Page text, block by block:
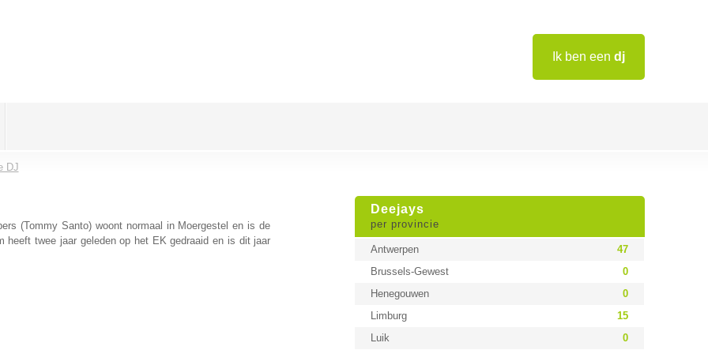
Ik ben een dj
DJ
Deejays
per provincie
Antwerpen
47
Brussels-Gewest
0
Henegouwen
0
Limburg
15
Luik
0
(Tommy Santo) woont normaal in Moergestel en is de
heeft twee jaar geleden op het EK gedraaid en is dit jaar